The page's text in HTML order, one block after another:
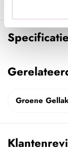
Groene